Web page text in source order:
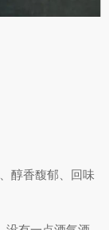
醇香馥郁、回味